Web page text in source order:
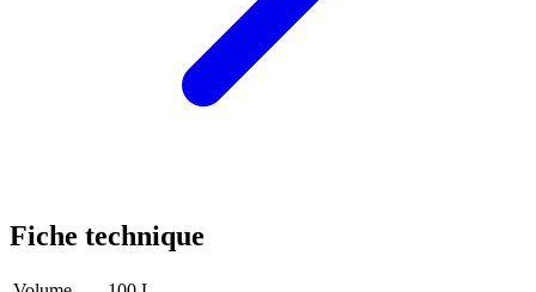
Fiche technique